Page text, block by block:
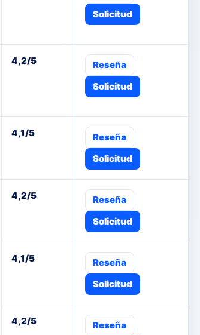
Solicitud
4,2/5
Reseña
Solicitud
4,1/5
Reseña
Solicitud
4,2/5
Reseña
Solicitud
4,1/5
Reseña
Solicitud
4,2/5
Reseña